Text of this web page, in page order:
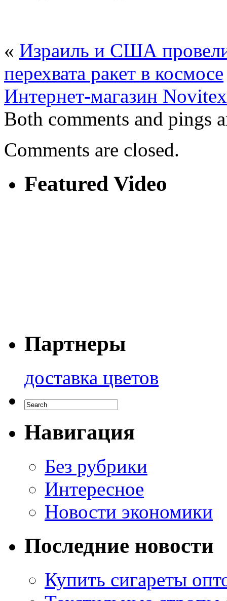
« Израиль и США
перехвата ракет в космосе
Интернет-магазин Novitex
Both comments and pings
Comments are closed.
Featured Video
Партнеры
доставка цветов
Навигация
Без рубрики
Интересное
Новости экономики
Последние новости
Купить сигареты